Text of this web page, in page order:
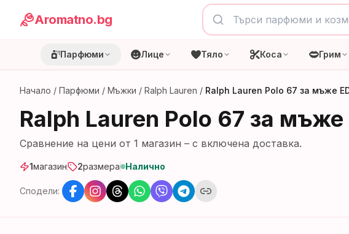
Aromatno.bg
Парфюми Лице Тяло Коса Грим
Начало / Парфюми / Мъжки / Ralph Lauren / Ralph Lauren Polo 67 за мъже
Ralph Lauren Polo 67 за мъже
Сравнение на цени от 1 магазин – с включена доставка.
1магазин 2размера Налично
Сподели: